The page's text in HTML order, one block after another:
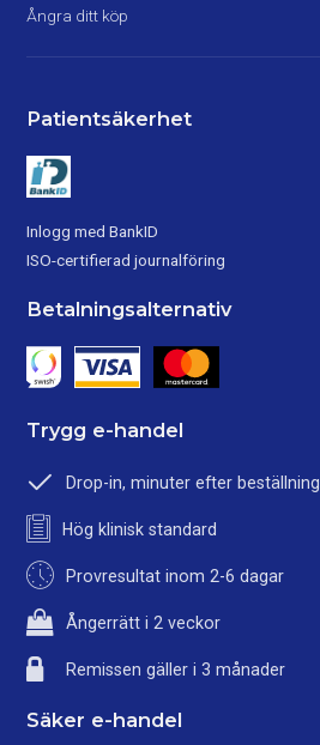
Ångra ditt köp
Patientsäkerhet
Inlogg med BankID
ISO-certifierad journalföring
Betalningsalternativ
Trygg e-handel
Drop-in, minuter efter beställning
Hög klinisk standard
Provresultat inom 2-6 dagar
Ångerrätt i 2 veckor
Remissen gäller i 3 månader
Säker e-handel